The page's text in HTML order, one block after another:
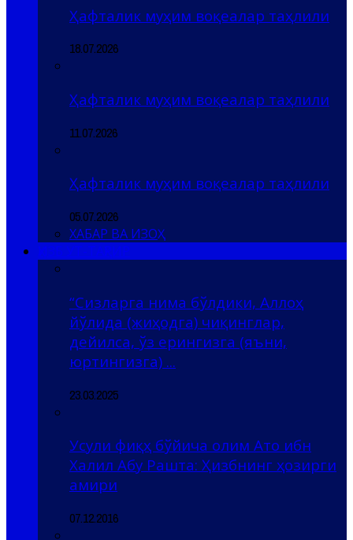
Ҳафталик муҳим воқеалар таҳлили
18.07.2026
Ҳафталик муҳим воқеалар таҳлили
11.07.2026
Ҳафталик муҳим воқеалар таҳлили
05.07.2026
ХАБАР ВА ИЗОҲ
“Сизларга нима бўлдики, Аллоҳ
йўлида (жиҳодга) чиқинглар,
дейилса, ўз ерингизга (яъни,
юртингизга) ...
23.03.2025
Усули фиқҳ бўйича олим Ато ибн
Халил Абу Рашта: Ҳизбнинг ҳозирги
амири
07.12.2016